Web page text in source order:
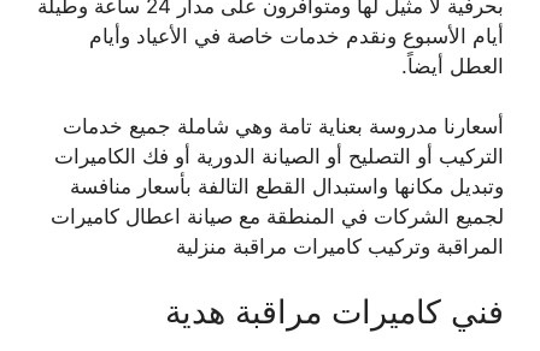
بحرفية لا مثيل لها ومتوافرون على مدار 24 ساعة وطيلة
أيام الأسبوع ونقدم خدمات خاصة في الأعياد وأيام
العطل أيضاً.
أسعارنا مدروسة بعناية تامة وهي شاملة جميع خدمات
التركيب أو التصليح أو الصيانة الدورية أو فك الكاميرات
وتبديل مكانها واستبدال القطع التالفة بأسعار منافسة
لجميع الشركات في المنطقة مع صيانة اعطال كاميرات
المراقبة وتركيب كاميرات مراقبة منزلية
فني كاميرات مراقبة هدية